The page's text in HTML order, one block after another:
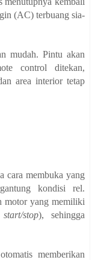
(AC) terbuang sia-
mudah. Pintu akan
control ditekan,
area interior tetap
cara membuka yang
kondisi rel.
motor yang memiliki
stop), sehingga
memberikan